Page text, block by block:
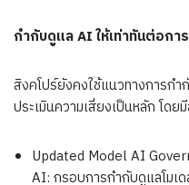
กำกับดูแล AI ให้เท่าทันต่อกา
สิงคโปร์ยังคงใช้แนวทางการก
ประเมินความเสี่ยงเป็นหลัก โด
Updated Model AI
AI: กรอบการกำกับดูแลโม